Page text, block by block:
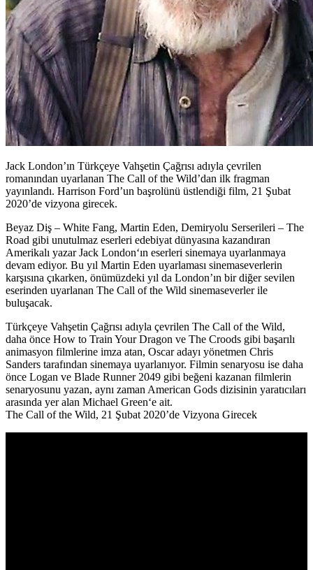
Jack London’ın Türkçeye Vahşetin Çağrısı adıyla çevrilen
romanından uyarlanan The Call of the Wild’dan ilk fragman
yayınlandı. Harrison Ford’un başrolünü üstlendiği film, 21 Şubat
2020’de vizyona girecek.
Beyaz Diş – White Fang, Martin Eden, Demiryolu Serserileri – The
Road gibi unutulmaz eserleri edebiyat dünyasına kazandıran
Amerikalı yazarJack London‘ın eserleri sinemaya uyarlanmaya
devam ediyor. Bu yıl Martin Eden uyarlaması sinemaseverlerin
karşısına çıkarken, önümüzdeki yıl da London’ın bir diğer sevilen
eserinden uyarlanan The Call of the Wild sinemaseverler ile
buluşacak.
Türkçeye Vahşetin Çağrısı adıyla çevrilen The Call of the Wild,
daha önce How to Train Your Dragon ve The Croods gibi başarılı
animasyon filmlerine imza atan, Oscar adayı yönetmen Chris
Sanders tarafından sinemaya uyarlanıyor. Filmin senaryosu ise daha
önce Logan ve Blade Runner 2049 gibi beğeni kazanan filmlerin
senaryosunu yazan, aynı zaman American Gods dizisinin yaratıcıları
arasında yer alan Michael Green‘e ait.
The Call of the Wild, 21 Şubat 2020’de Vizyona Girecek